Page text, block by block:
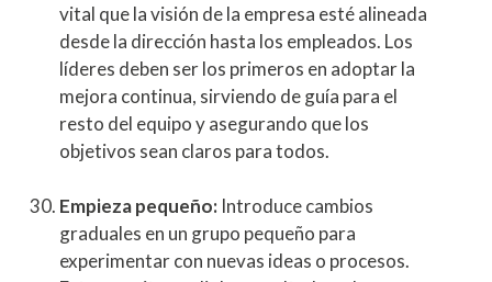
vital que la visión de la empresa esté alineada
desde la dirección hasta los empleados. Los
líderes deben ser los primeros en adoptar la
mejora continua, sirviendo de guía para el
resto del equipo y asegurando que los
objetivos sean claros para todos.
Empieza pequeño: Introduce cambios
graduales en un grupo pequeño para
experimentar con nuevas ideas o procesos.